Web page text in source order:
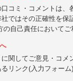
コミ・コメントは、
社ではその正確性を保
の自己責任においてご
関してご意見・コメ
リンク(入力フォー